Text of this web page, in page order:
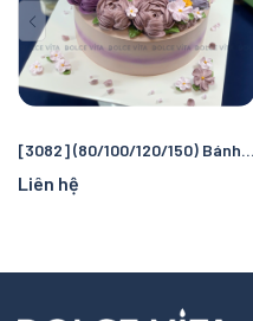
[3082] (80/100/120/150) Bánh kem hoa hồng tone tím tặng sếp, phái nữ
Liên hệ